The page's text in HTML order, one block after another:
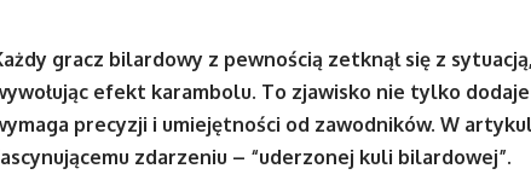
gracz bilardowy z pewnością zetknął się z
efekt karambolu. To zjawisko nie tylko
precyzji i umiejętności od zawodników. W
zdarzeniu – “uderzonej kuli bilardowej”.